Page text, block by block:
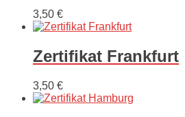
3,50 €
Zertifikat Frankfurt
3,50 €